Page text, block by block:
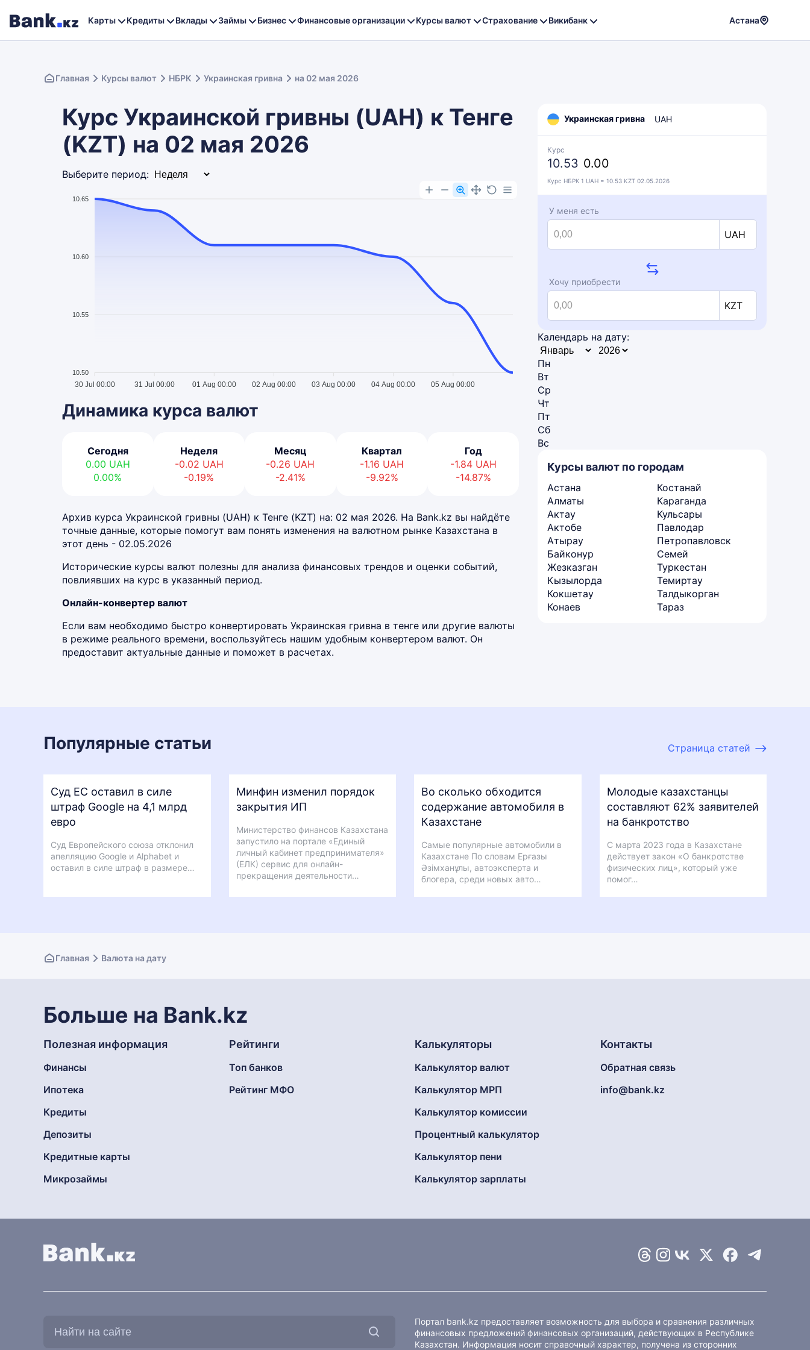
Карты Кредиты Вклады Займы Бизнес Финансовые организации Курсы валют Страхование Викибанк Астана
Главная Курсы валют НБРК Украинская гривна на 02 мая 2026
Курс Украинской гривны (UAH) к Тенге
(KZT) на 02 мая 2026
Выберите период:
10.65
10.60
10.55
10.50
30 Jul 00:00 31 Jul 00:00 01 Aug 00:00 02 Aug 00:00 03 Aug 00:00 04 Aug 00:00 05 Aug 00:00
Динамика курса валют
Сегодня
0.00 UAH
0.00%
Неделя
-0.02 UAH
-0.19%
Месяц
-0.26 UAH
-2.41%
Квартал
-1.16 UAH
-9.92%
Год
-1.84 UAH
-14.87%
Архив курса Украинской гривны (UAH) к Тенге (KZT) на: 02 мая 2026. На Bank.kz вы найдёте
точные данные, которые помогут вам понять изменения на валютном рынке Казахстана в
этот день - 02.05.2026
Исторические курсы валют полезны для анализа финансовых трендов и оценки событий,
повлиявших на курс в указанный период.
Онлайн-конвертер валют
Если вам необходимо быстро конвертировать Украинская гривна в тенге или другие валюты
в режиме реального времени, воспользуйтесь нашим удобным конвертером валют. Он
предоставит актуальные данные и поможет в расчетах.
Украинская гривна UAH
Курс
10.53 0.00
Курс НБРК 1 UAH = 10.53 KZT 02.05.2026
У меня есть
UAH
Хочу приобрести
KZT
Календарь на дату:
Пн
Вт
Ср
Чт
Пт
Сб
Вс
Курсы валют по городам
Астана
Алматы
Актау
Актобе
Атырау
Байконур
Жезказган
Кызылорда
Кокшетау
Конаев
Костанай
Караганда
Кульсары
Павлодар
Петропавловск
Семей
Туркестан
Темиртау
Талдыкорган
Тараз
Популярные статьи Страница статей
Суд ЕС оставил в силе
штраф Google на 4,1 млрд
евро
Суд Европейского союза отклонил
апелляцию Google и Alphabet и
оставил в силе штраф в размере…
Минфин изменил порядок
закрытия ИП
Министерство финансов Казахстана
запустило на портале «Единый
личный кабинет предпринимателя»
(ЕЛК) сервис для онлайн-
прекращения деятельности…
Во сколько обходится
содержание автомобиля в
Казахстане
Самые популярные автомобили в
Казахстане По словам Ерғазы
Әзімханұлы, автоэксперта и
блогера, среди новых авто…
Молодые казахстанцы
составляют 62% заявителей
на банкротство
С марта 2023 года в Казахстане
действует закон «О банкротстве
физических лиц», который уже
помог…
Главная Валюта на дату
Больше на Bank.kz
Полезная информация
Финансы
Ипотека
Кредиты
Депозиты
Кредитные карты
Микрозаймы
Рейтинги
Топ банков
Рейтинг МФО
Калькуляторы
Калькулятор валют
Калькулятор МРП
Калькулятор комиссии
Процентный калькулятор
Калькулятор пени
Калькулятор зарплаты
Контакты
Обратная связь
info@bank.kz
Портал bank.kz предоставляет возможность для выбора и сравнения различных
финансовых предложений финансовых организаций, действующих в Республике
Казахстан. Информация носит справочный характер, получена из сторонних